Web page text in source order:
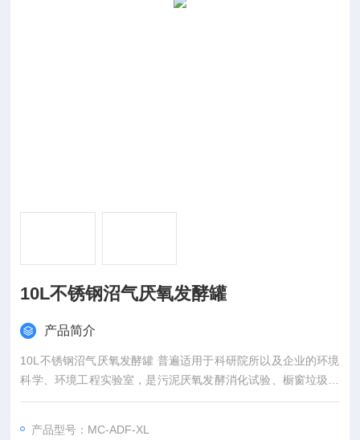
10L不锈钢沼气厌氧发酵罐
产品简介
10L不锈钢沼气厌氧发酵罐 普遍适用于科研院所以及企业的环境
科学、环境工程实验室，是污泥厌氧发酵消化试验、橱窗垃圾发
酵消化试验产甲烷沼气的理想工具。
产品型号：MC-ADF-XL